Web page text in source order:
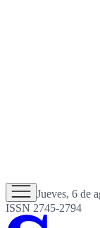
Jueves, 6 de
ISSN 2745-2794